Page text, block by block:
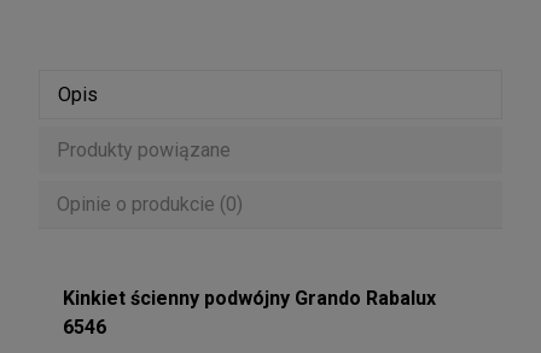
Opis
Produkty powiązane
Opinie o produkcie (0)
Kinkiet ścienny podwójny Grando Rabalux
6546